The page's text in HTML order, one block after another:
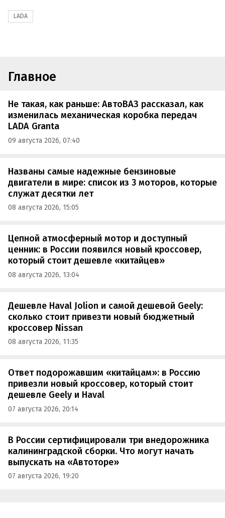
LADA
Главное
Не такая, как раньше: АвтоВАЗ рассказал, как
изменилась механическая коробка передач
LADA Granta
09 августа 2026, 07:40
Названы самые надежные бензиновые
двигатели в мире: список из 3 моторов, которые
служат десятки лет
08 августа 2026, 15:05
Цепной атмосферный мотор и доступный
ценник: в России появился новый кроссовер,
который стоит дешевле «китайцев»
08 августа 2026, 13:04
Дешевле Haval Jolion и самой дешевой Geely:
сколько стоит привезти новый бюджетный
кроссовер Nissan
08 августа 2026, 11:35
Ответ подорожавшим «китайцам»: в Россию
привезли новый кроссовер, который стоит
дешевле Geely и Haval
07 августа 2026, 20:14
В России сертифицировали три внедорожника
калининградской сборки. Что могут начать
выпускать на «Автоторе»
07 августа 2026, 19:20